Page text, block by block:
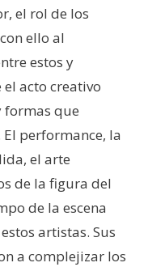
el rol de los
ello al
estos y
acto creativo
formas que
performance, la
el arte
de la figura del
de la escena
artistas. Sus
a complejizar los